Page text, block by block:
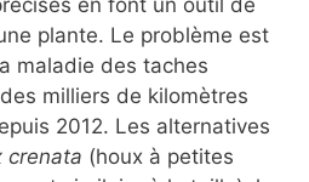
plante. Le problème est
maladie des taches
milliers de kilomètres
2012. Les alternatives
crenata (houx à petites